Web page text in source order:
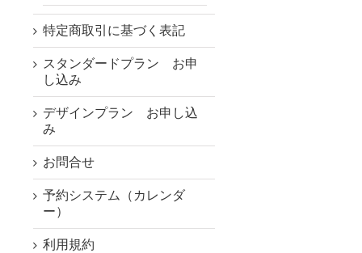
特定商取引に基づく表記
スタンダードプラン お申
し込み
デザインプラン お申し込
み
お問合せ
予約システム（カレンダ
ー）
利用規約